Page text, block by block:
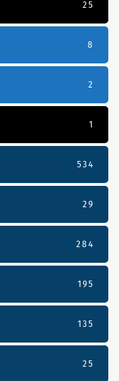
25
8
2
1
534
29
284
195
135
25